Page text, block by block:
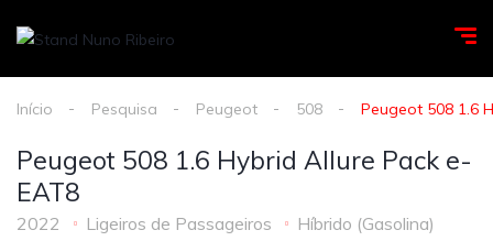
Início Pesquisa Peugeot 508 Peugeot 508 1.6
Peugeot 508 1.6 Hybrid Allure Pack e-
EAT8
2022 Ligeiros de Passageiros Híbrido (Gasolina)